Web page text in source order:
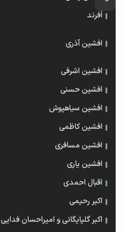
اَفرند
افشین آذری
افشین اشرفی
افشین حسنی
افشین سیاهپوش
افشین کاظمی
افشین مسافری
افشین یاری
اقبال احمدی
اکبر رحیمی
اکبر گلپایگانی و امیراحسان فدایی